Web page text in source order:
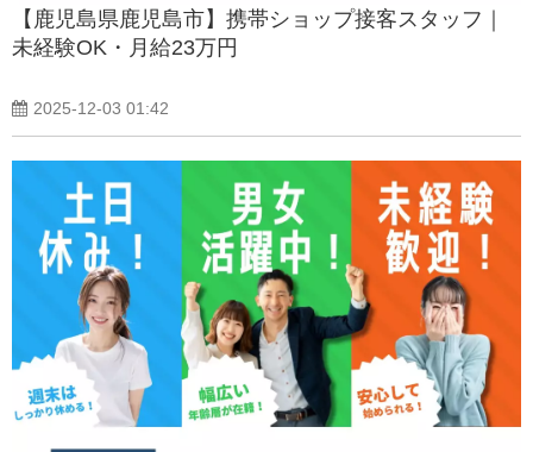
【鹿児島県鹿児島市】携帯ショップ接客スタッフ｜
未経験OK・月給23万円
2025-12-03 01:42